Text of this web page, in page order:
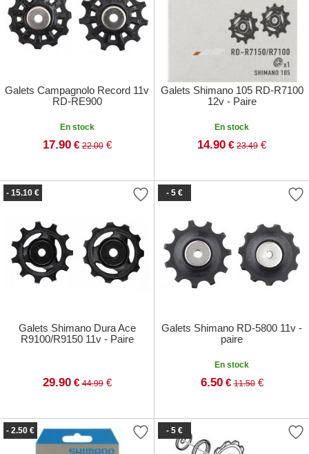
Galets Campagnolo Record 11v
RD-RE900
En stock
17.90 € 22.00€
Galets Shimano 105 RD-R7100
12v - Paire
En stock
14.90 € 23.49 €
- 15.10 €
Galets Shimano Dura Ace
R9100/R9150 11v - Paire
29.90 € 44.99€
- 5 €
Galets Shimano RD-5800 11v -
paire
En stock
6.50 € 11.50€
- 2.50 € - 5 €